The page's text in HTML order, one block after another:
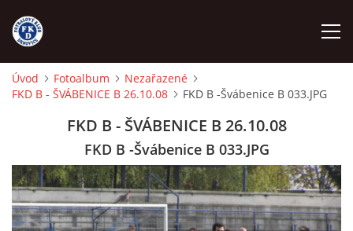
ÚVOD
FKD A
Úvod Fotoalbum
Nezařazené
FKD B - ŠVÁBENICE B 26.10.08
FKD B -Švábenice B 033.JPG
FKD B - ŠVÁBENICE B 26.10.08
FKD B -Švábenice B 033.JPG